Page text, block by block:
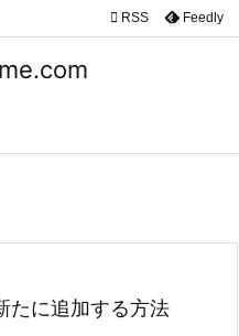


 RSS Feedly
に追加する方法